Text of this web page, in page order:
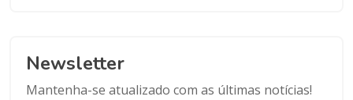
Newsletter
Mantenha-se atualizado com as últimas notícias!